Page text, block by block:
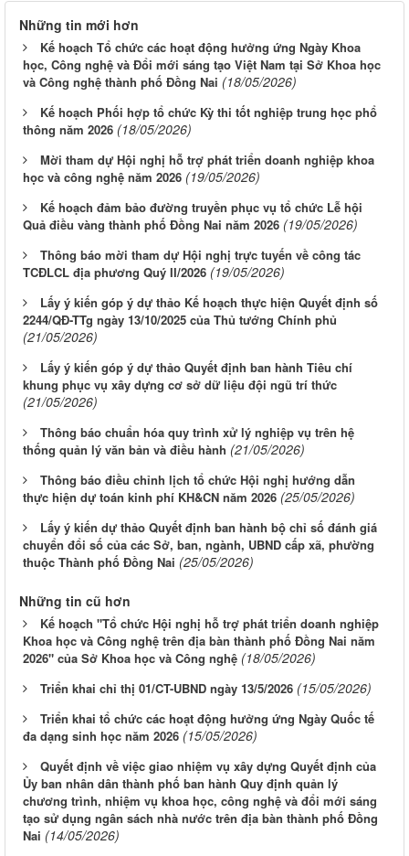
Những tin mới hơn
Kế hoạch Tổ chức các hoạt động hưởng ứng Ngày Khoa
học, Công nghệ và Đổi mới sáng tạo Việt Nam tại Sở Khoa học
và Công nghệ thành phố Đồng Nai (18/05/2026)
Kế hoạch Phối hợp tổ chức Kỳ thi tốt nghiệp trung học phổ
thông năm 2026 (18/05/2026)
Mời tham dự Hội nghị hỗ trợ phát triển doanh nghiệp khoa
học và công nghệ năm 2026 (19/05/2026)
Kế hoạch đảm bảo đường truyền phục vụ tổ chức Lễ hội
Quả điều vàng thành phố Đồng Nai năm 2026 (19/05/2026)
Thông báo mời tham dự Hội nghị trực tuyến về công tác
TCĐLCL địa phương Quý II/2026 (19/05/2026)
Lấy ý kiến góp ý dự thảo Kế hoạch thực hiện Quyết định số
2244/QĐ-TTg ngày 13/10/2025 của Thủ tướng Chính phủ
(21/05/2026)
Lấy ý kiến góp ý dự thảo Quyết định ban hành Tiêu chí
khung phục vụ xây dựng cơ sở dữ liệu đội ngũ trí thức
(21/05/2026)
Thông báo chuẩn hóa quy trình xử lý nghiệp vụ trên hệ
thống quản lý văn bản và điều hành (21/05/2026)
Thông báo điều chỉnh lịch tổ chức Hội nghị hướng dẫn
thực hiện dự toán kinh phí KH&CN năm 2026 (25/05/2026)
Lấy ý kiến dự thảo Quyết định ban hành bộ chỉ số đánh giá
chuyển đổi số của các Sở, ban, ngành, UBND cấp xã, phường
thuộc Thành phố Đồng Nai (25/05/2026)
Những tin cũ hơn
Kế hoạch "Tổ chức Hội nghị hỗ trợ phát triển doanh nghiệp
Khoa học và Công nghệ trên địa bàn thành phố Đồng Nai năm
2026" của Sở Khoa học và Công nghệ (18/05/2026)
Triển khai chỉ thị 01/CT-UBND ngày 13/5/2026 (15/05/2026)
Triển khai tổ chức các hoạt động hưởng ứng Ngày Quốc tế
đa dạng sinh học năm 2026 (15/05/2026)
Quyết định về việc giao nhiệm vụ xây dựng Quyết định của
Ủy ban nhân dân thành phố ban hành Quy định quản lý
chương trình, nhiệm vụ khoa học, công nghệ và đổi mới sáng
tạo sử dụng ngân sách nhà nước trên địa bàn thành phố Đồng
Nai (14/05/2026)